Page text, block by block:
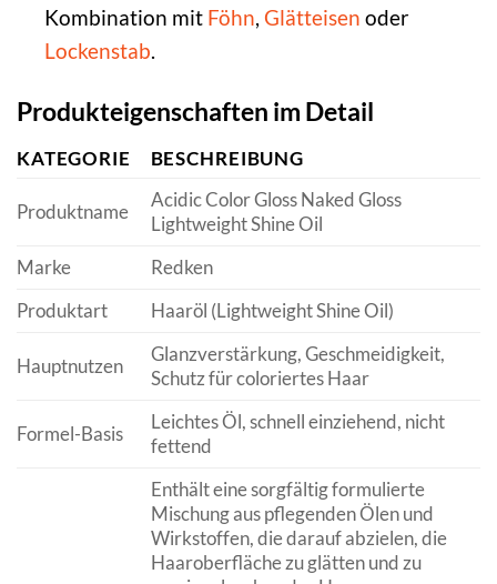
Kombination mit Föhn, Glätteisen oder
Lockenstab.
Produkteigenschaften im Detail
KATEGORIE BESCHREIBUNG
Produktname
Acidic Color Gloss Naked Gloss
Lightweight Shine Oil
Marke
Redken
Produktart
Haaröl (Lightweight Shine Oil)
Hauptnutzen
Glanzverstärkung, Geschmeidigkeit,
Schutz für coloriertes Haar
Formel-Basis
Leichtes Öl, schnell einziehend, nicht
fettend
Enthält eine sorgfältig formulierte
Mischung aus pflegenden Ölen und
Wirkstoffen, die darauf abzielen, die
Haaroberfläche zu glätten und zu